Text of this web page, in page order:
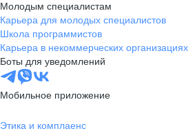
Молодым специалистам
Карьера для молодых специалистов
Школа программистов
Карьера в некоммерческих организациях
Боты для уведомлений
Мобильное приложение
Этика и комплаенс